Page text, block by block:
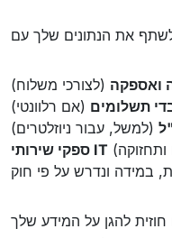
ואספקה (לצורכי משלוח)
תשלומים (אם רלוונטי)
(למשל, עבור ניוזלטרים)
ספקי שירותי IT
במידה ונדרש על פי חוק
להגן על המידע שלך